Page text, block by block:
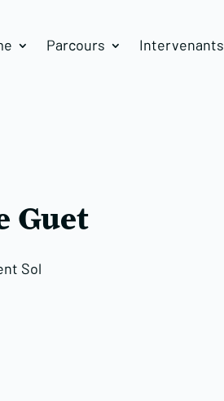
Parcours Intervenants
Guet
Sol